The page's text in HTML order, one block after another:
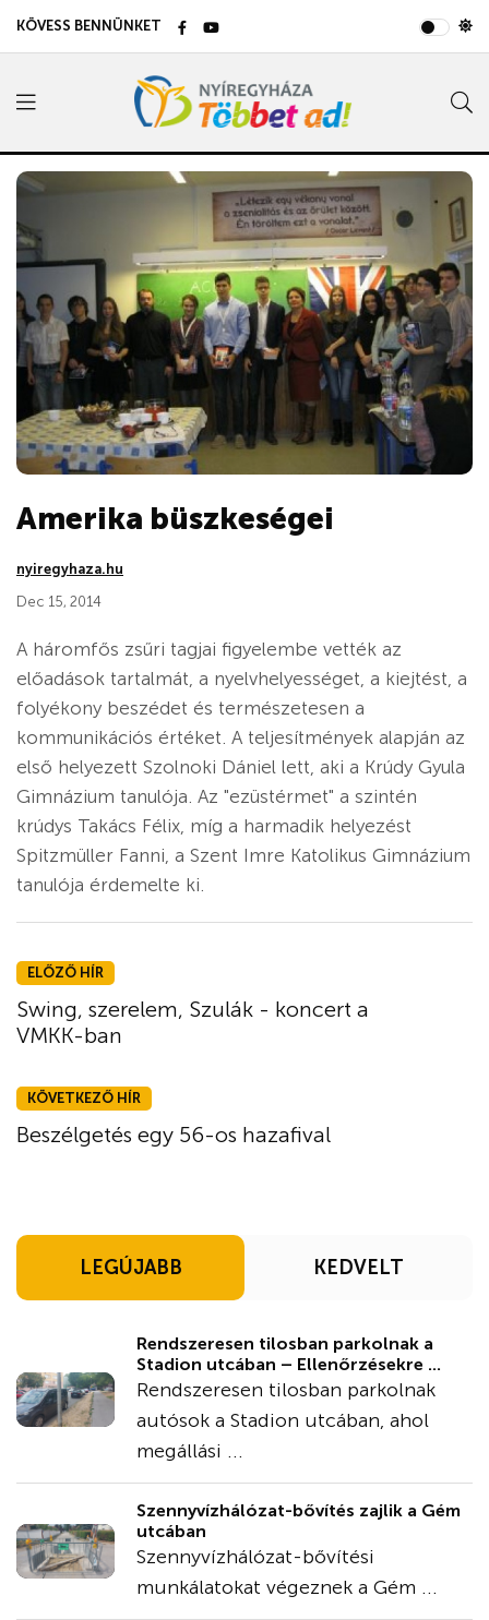
KÖVESS BENNÜNKET
Amerika büszkeségei
nyiregyhaza.hu
Dec 15, 2014
A háromfős zsűri tagjai figyelembe vették az
előadások tartalmát, a nyelvhelyességet, a kiejtést, a
folyékony beszédet és természetesen a
kommunikációs értéket. A teljesítmények alapján az
első helyezett Szolnoki Dániel lett, aki a Krúdy Gyula
Gimnázium tanulója. Az "ezüstérmet" a szintén
krúdys Takács Félix, míg a harmadik helyezést
Spitzmüller Fanni, a Szent Imre Katolikus Gimnázium
tanulója érdemelte ki.
ELŐZŐ HÍR
Swing, szerelem, Szulák - koncert a
VMKK-ban
KÖVETKEZŐ HÍR
Beszélgetés egy 56-os hazafival
LEGÚJABB KEDVELT
Rendszeresen tilosban parkolnak a
Stadion utcában – Ellenőrzésekre ...
Rendszeresen tilosban parkolnak
autósok a Stadion utcában, ahol
megállási ...
Szennyvízhálózat-bővítés zajlik a Gém
utcában
Szennyvízhálózat-bővítési
munkálatokat végeznek a Gém ...